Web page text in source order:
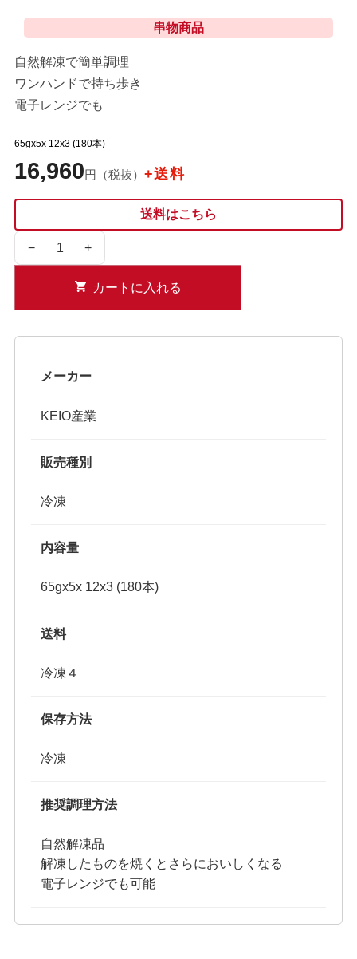
串物商品
自然解凍で簡単調理
ワンハンドで持ち歩き
電子レンジでも
65gx5x 12x3 (180本)
16,960円（税抜） +送料
送料はこちら
− +
カートに入れる
メーカー
KEIO産業
販売種別
冷凍
内容量
65gx5x 12x3 (180本)
送料
冷凍４
保存方法
冷凍
推奨調理方法
自然解凍品
解凍したものを焼くとさらにおいしくなる
電子レンジでも可能